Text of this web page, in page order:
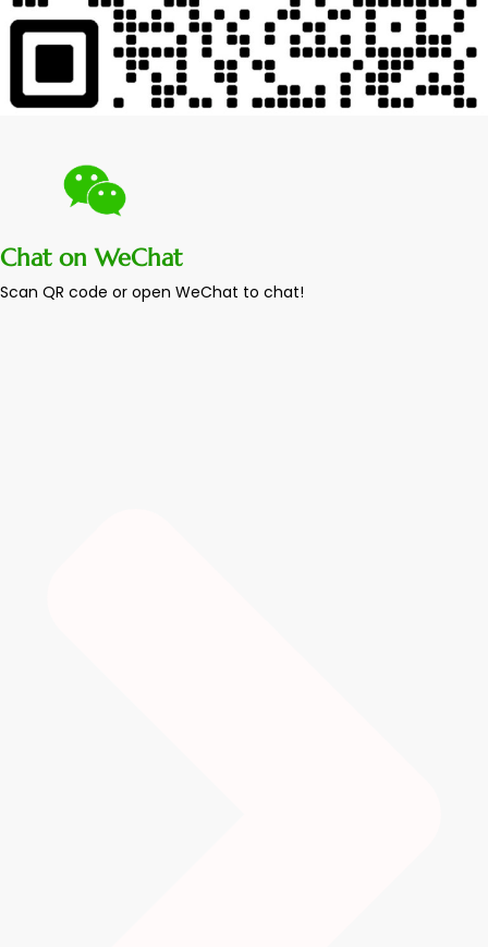
Chat on WeChat
Scan QR code or open WeChat to chat!